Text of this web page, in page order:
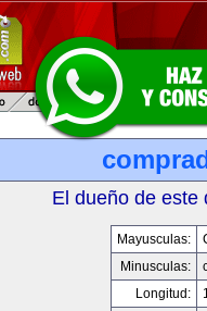
El dueño de este
Mayusculas:
Minusculas:
Longitud: